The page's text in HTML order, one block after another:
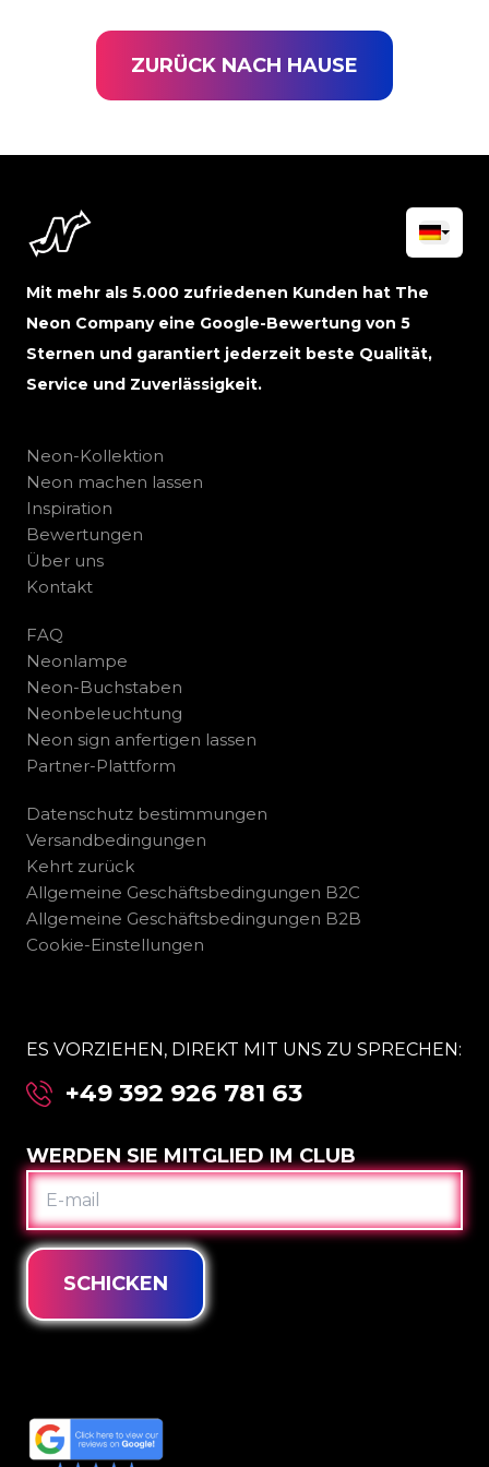
ZURÜCK NACH HAUSE
Mit mehr als 5.000 zufriedenen Kunden hat The
Neon Company eine Google-Bewertung von 5
Sternen und garantiert jederzeit beste Qualität,
Service und Zuverlässigkeit.
Neon-Kollektion
Neon machen lassen
Inspiration
Bewertungen
Über uns
Kontakt
FAQ
Neonlampe
Neon-Buchstaben
Neonbeleuchtung
Neon sign anfertigen lassen
Partner-Plattform
Datenschutz bestimmungen
Versandbedingungen
Kehrt zurück
Allgemeine Geschäftsbedingungen B2C
Allgemeine Geschäftsbedingungen B2B
Cookie-Einstellungen
ES VORZIEHEN, DIREKT MIT UNS ZU SPRECHEN:
+49 392 926 781 63
WERDEN SIE MITGLIED IM CLUB
E-
MAIL
SCHICKEN